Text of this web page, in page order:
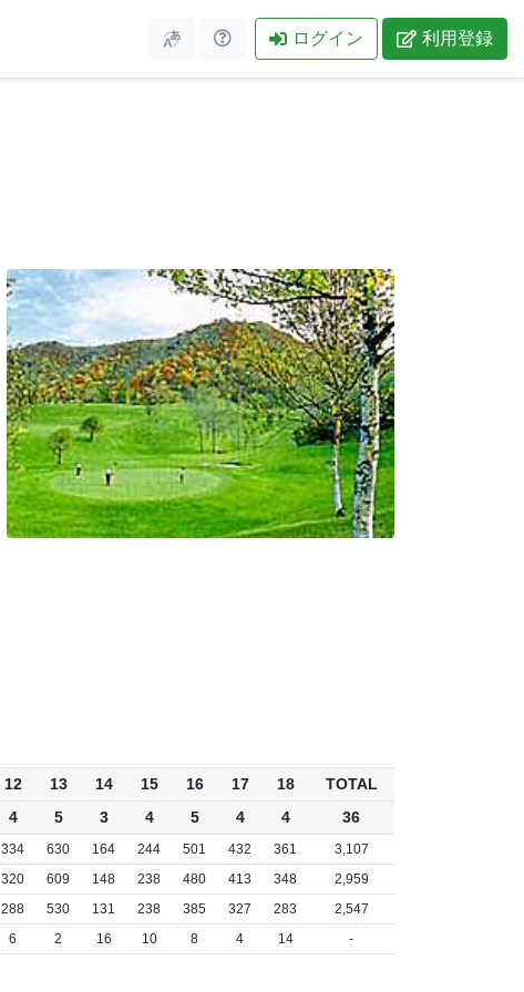
ログイン 利用登録
12 13 14 15 16 17 18
TOTAL
4 5 3 4 5 4 4 36
334 630 164 244 501 432 361
3,107
320 609 148 238 480 413 348
2,959
288 530 131 238 385 327 283
2,547
6 2 16 10 8 4 14 -